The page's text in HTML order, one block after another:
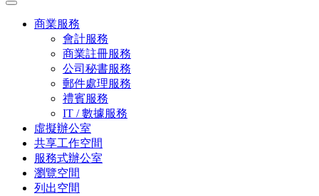
商業服務
會計服務
商業註冊服務
公司秘書服務
郵件處理服務
禮賓服務
IT / 數據服務
虛擬辦公室
共享工作空間
服務式辦公室
瀏覽空間
列出空間